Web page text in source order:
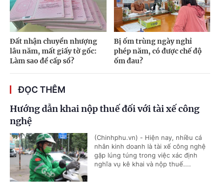
Đất nhận chuyển nhượng
lâu năm, mất giấy tờ gốc:
Làm sao để cấp sổ?
Bị ốm trùng ngày nghỉ
phép năm, có được chế độ
ốm đau?
ĐỌC THÊM
Hướng dẫn khai nộp thuế đối với tài xế công
nghệ
(Chinhphu.vn) - Hiện nay, nhiều cá
nhân kinh doanh là tài xế công nghệ
gặp lúng túng trong việc xác định
nghĩa vụ kê khai và nộp thuế....